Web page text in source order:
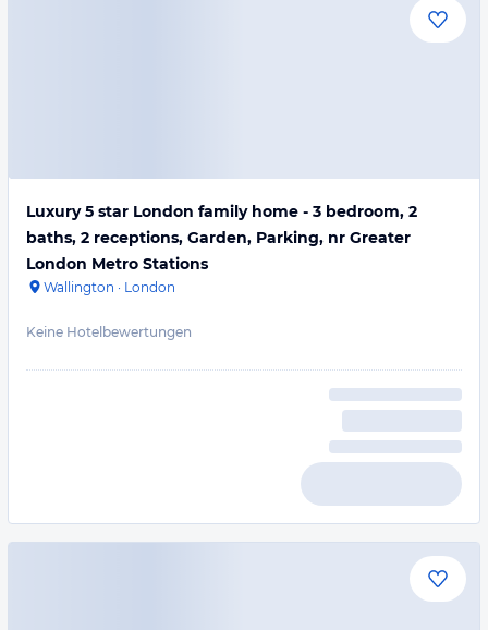
Luxury 5 star London family home - 3 bedroom, 2
baths, 2 receptions, Garden, Parking, nr Greater
London Metro Stations
Wallington · London
Keine Hotelbewertungen